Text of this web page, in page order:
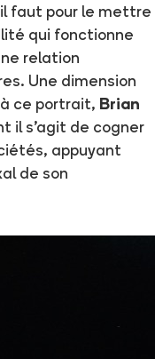
faut pour le mettre
qui fonctionne
relation
Une dimension
ce portrait, Brian
il s'agit de cogner
appuyant
de son